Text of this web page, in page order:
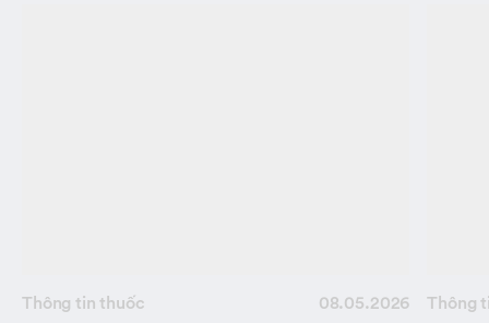
Thông tin thuốc 08.05.2026 Thông